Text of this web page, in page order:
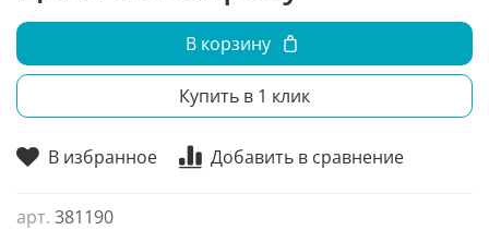
В избранное Добавить в сравнение
арт. 381190
В корзину
Купить в 1 клик